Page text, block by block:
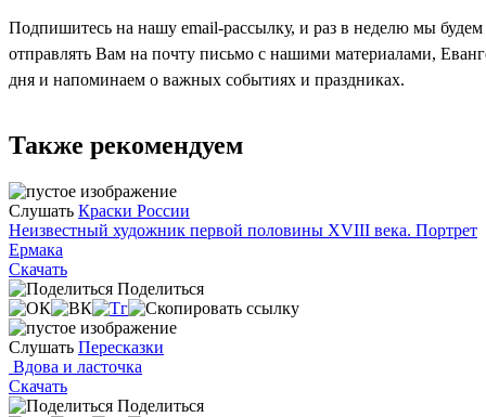
Подпишитесь на нашу email-рассылку, и раз в неделю мы будем
отправлять Вам на почту письмо с нашими материалами,
дня и напоминаем о важных событиях и праздниках.
Также рекомендуем
Слушать Краски России
Неизвестный художник первой половины XVIII века. Портрет
Ермака
Скачать
Поделиться
Слушать Пересказки
Вдова и ласточка
Скачать
Поделиться